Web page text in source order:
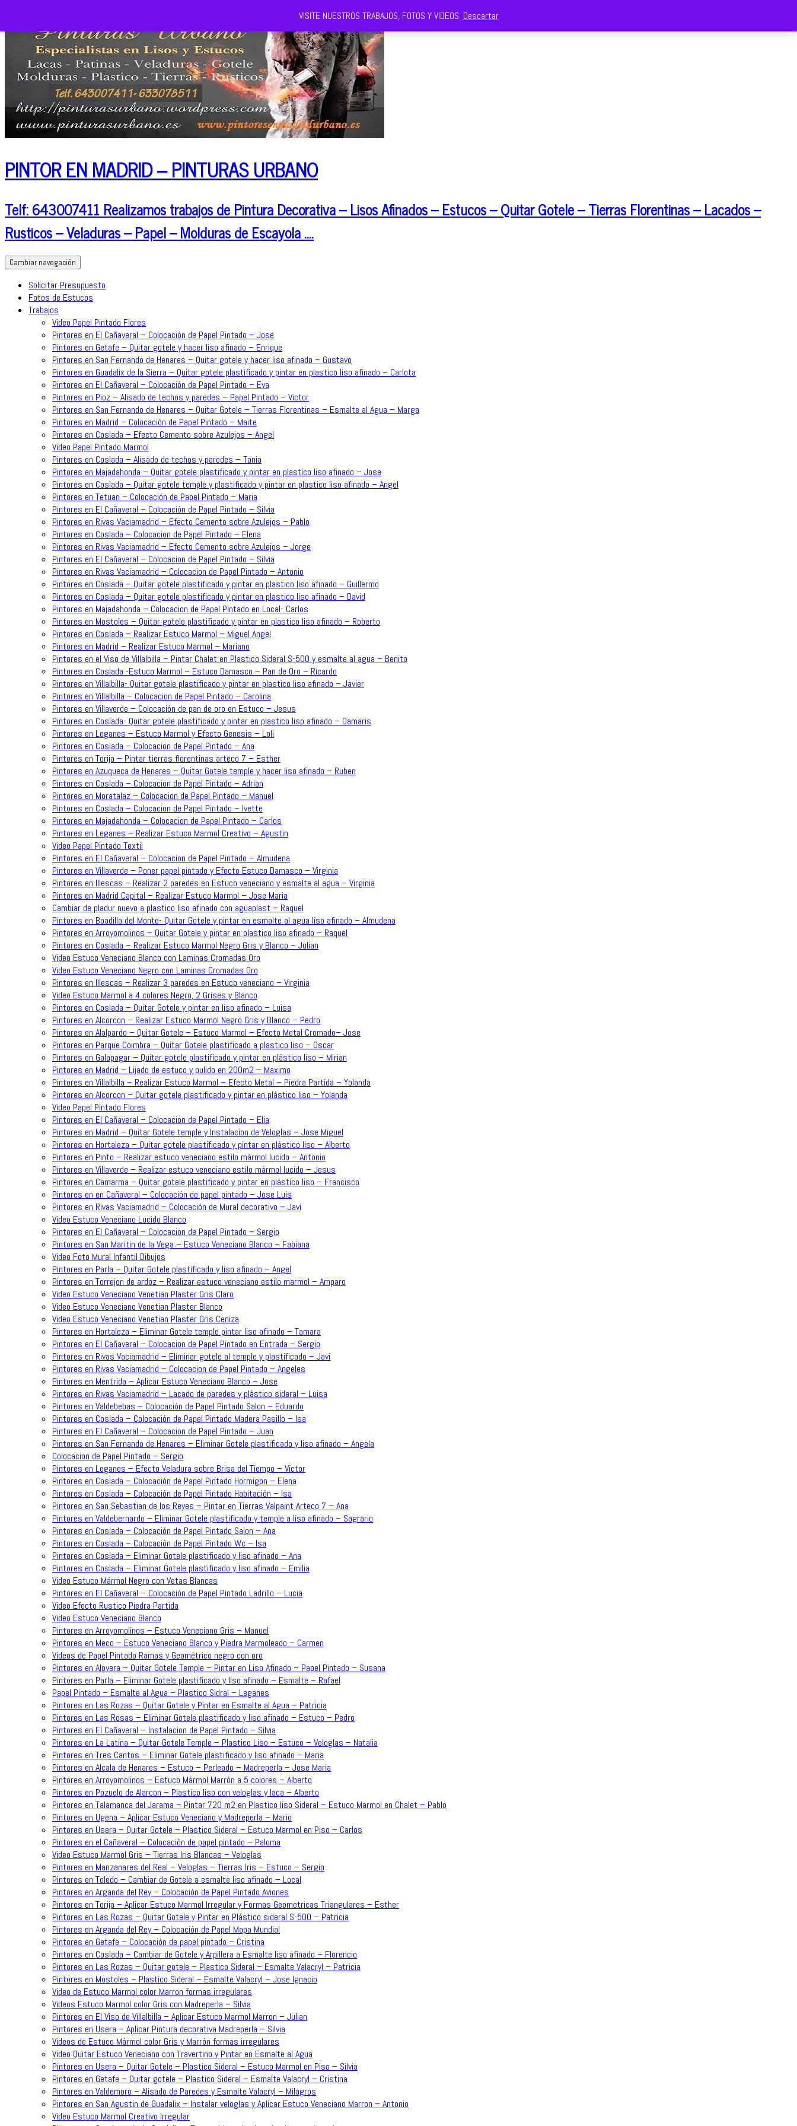
PINTOR EN MADRID – PINTURAS URBANO
Telf: 643007411 Realizamos trabajos de Pintura Decorativa – Lisos Afinados – Estucos – Quitar Gotele – Tierras Florentinas – Lacados –
Rusticos – Veladuras – Papel – Molduras de Escayola ….
Cambiar navegación
Solicitar Presupuesto
Fotos de Estucos
Trabajos
Video Papel Pintado Flores
Pintores en El Cañaveral – Colocación de Papel Pintado – Jose
Pintores en Getafe – Quitar gotele y hacer liso afinado – Enrique
Pintores en San Fernando de Henares – Quitar gotele y hacer liso afinado – Gustavo
Pintores en Guadalix de la Sierra – Quitar gotele plastificado y pintar en plastico liso afinado – Carlota
Pintores en El Cañaveral – Colocación de Papel Pintado – Eva
Pintores en Pioz – Alisado de techos y paredes – Papel Pintado – Victor
Pintores en San Fernando de Henares – Quitar Gotele – Tierras Florentinas – Esmalte al Agua – Marga
Pintores en Madrid – Colocación de Papel Pintado – Maite
Pintores en Coslada – Efecto Cemento sobre Azulejos – Angel
Video Papel Pintado Marmol
Pintores en Coslada – Alisado de techos y paredes – Tania
Pintores en Majadahonda – Quitar gotele plastificado y pintar en plastico liso afinado – Jose
Pintores en Coslada – Quitar gotele temple y plastificado y pintar en plastico liso afinado – Angel
Pintores en Tetuan – Colocación de Papel Pintado – Maria
Pintores en El Cañaveral – Colocación de Papel Pintado – Silvia
Pintores en Rivas Vaciamadrid – Efecto Cemento sobre Azulejos – Pablo
Pintores en Coslada – Colocacion de Papel Pintado – Elena
Pintores en Rivas Vaciamadrid – Efecto Cemento sobre Azulejos – Jorge
Pintores en El Cañaveral – Colocacion de Papel Pintado – Silvia
Pintores en Rivas Vaciamadrid – Colocacion de Papel Pintado – Antonio
Pintores en Coslada – Quitar gotele plastificado y pintar en plastico liso afinado – Guillermo
Pintores en Coslada – Quitar gotele plastificado y pintar en plastico liso afinado – David
Pintores en Majadahonda – Colocacion de Papel Pintado en Local- Carlos
Pintores en Mostoles – Quitar gotele plastificado y pintar en plastico liso afinado – Roberto
Pintores en Coslada – Realizar Estuco Marmol – Miguel Angel
Pintores en Madrid – Realizar Estuco Marmol – Mariano
Pintores en el Viso de Villalbilla – Pintar Chalet en Plastico Sideral S-500 y esmalte al agua – Benito
Pintores en Coslada -Estuco Marmol – Estuco Damasco – Pan de Oro – Ricardo
Pintores en Villalbilla- Quitar gotele plastificado y pintar en plastico liso afinado – Javier
Pintores en Villalbilla – Colocacion de Papel Pintado – Carolina
Pintores en Villaverde – Colocación de pan de oro en Estuco – Jesus
Pintores en Coslada- Quitar gotele plastificado y pintar en plastico liso afinado – Damaris
Pintores en Leganes – Estuco Marmol y Efecto Genesis – Loli
Pintores en Coslada – Colocacion de Papel Pintado – Ana
Pintores en Torija – Pintar tierras florentinas arteco 7 – Esther
Pintores en Azuqueca de Henares – Quitar Gotele temple y hacer liso afinado – Ruben
Pintores en Coslada – Colocacion de Papel Pintado – Adrian
Pintores en Moratalaz – Colocacion de Papel Pintado – Manuel
Pintores en Coslada – Colocacion de Papel Pintado – Ivette
Pintores en Majadahonda – Colocacion de Papel Pintado – Carlos
Pintores en Leganes – Realizar Estuco Marmol Creativo – Agustin
Video Papel Pintado Textil
Pintores en El Cañaveral – Colocacion de Papel Pintado – Almudena
Pintores en Villaverde – Poner papel pintado y Efecto Estuco Damasco – Virginia
Pintores en Illescas – Realizar 2 paredes en Estuco veneciano y esmalte al agua – Virginia
Pintores en Madrid Capital – Realizar Estuco Marmol – Jose Maria
Cambiar de pladur nuevo a plastico liso afinado con aguaplast – Raquel
Pintores en Boadilla del Monte- Quitar Gotele y pintar en esmalte al agua liso afinado – Almudena
Pintores en Arroyomolinos – Quitar Gotele y pintar en plastico liso afinado – Raquel
Pintores en Coslada – Realizar Estuco Marmol Negro Gris y Blanco – Julian
Video Estuco Veneciano Blanco con Laminas Cromadas Oro
Video Estuco Veneciano Negro con Laminas Cromadas Oro
Pintores en Illescas – Realizar 3 paredes en Estuco veneciano – Virginia
Video Estuco Marmol a 4 colores Negro, 2 Grises y Blanco
Pintores en Coslada – Quitar Gotele y pintar en liso afinado – Luisa
Pintores en Alcorcon – Realizar Estuco Marmol Negro Gris y Blanco – Pedro
Pintores en Alalpardo – Quitar Gotele – Estuco Marmol – Efecto Metal Cromado– Jose
Pintores en Parque Coimbra – Quitar Gotele plastificado a plastico liso – Oscar
Pintores en Galapagar – Quitar gotele plastificado y pintar en plástico liso – Mirian
Pintores en Madrid – Lijado de estuco y pulido en 200m2 – Maximo
Pintores en Villalbilla – Realizar Estuco Marmol – Efecto Metal – Piedra Partida – Yolanda
Pintores en Alcorcon – Quitar gotele plastificado y pintar en plástico liso – Yolanda
Video Papel Pintado Flores
Pintores en El Cañaveral – Colocacion de Papel Pintado – Elia
Pintores en Madrid – Quitar Gotele temple y Instalacion de Veloglas – Jose Miguel
Pintores en Hortaleza – Quitar gotele plastificado y pintar en plástico liso – Alberto
Pintores en Pinto – Realizar estuco veneciano estilo mármol lucido – Antonio
Pintores en Villaverde – Realizar estuco veneciano estilo mármol lucido – Jesus
Pintores en Camarma – Quitar gotele plastificado y pintar en plástico liso – Francisco
Pintores en en Cañaveral – Colocación de papel pintado – Jose Luis
Pintores en Rivas Vaciamadrid – Colocación de Mural decorativo – Javi
Video Estuco Veneciano Lucido Blanco
Pintores en El Cañaveral – Colocacion de Papel Pintado – Sergio
Pintores en San Maritin de la Vega – Estuco Veneciano Blanco – Fabiana
Video Foto Mural Infantil Dibujos
Pintores en Parla – Quitar Gotele plastificado y liso afinado – Angel
Pintores en Torrejon de ardoz – Realizar estuco veneciano estilo marmol – Amparo
Video Estuco Veneciano Venetian Plaster Gris Claro
Video Estuco Veneciano Venetian Plaster Blanco
Video Estuco Veneciano Venetian Plaster Gris Ceniza
Pintores en Hortaleza – Eliminar Gotele temple pintar liso afinado – Tamara
Pintores en El Cañaveral – Colocacion de Papel Pintado en Entrada – Sergio
Pintores en Rivas Vaciamadrid – Eliminar gotele al temple y plastificado – Javi
Pintores en Rivas Vaciamadrid – Colocacion de Papel Pintado – Angeles
Pintores en Mentrida – Aplicar Estuco Veneciano Blanco – Jose
Pintores en Rivas Vaciamadrid – Lacado de paredes y plástico sideral – Luisa
Pintores en Valdebebas – Colocación de Papel Pintado Salon – Eduardo
Pintores en Coslada – Colocación de Papel Pintado Madera Pasillo – Isa
Pintores en El Cañaveral – Colocacion de Papel Pintado – Juan
Pintores en San Fernando de Henares – Eliminar Gotele plastificado y liso afinado – Angela
Colocacion de Papel Pintado – Sergio
Pintores en Leganes – Efecto Veladura sobre Brisa del Tiempo – Victor
Pintores en Coslada – Colocación de Papel Pintado Hormigon – Elena
Pintores en Coslada – Colocación de Papel Pintado Habitación – Isa
Pintores en San Sebastian de los Reyes – Pintar en Tierras Valpaint Arteco 7 – Ana
Pintores en Valdebernardo – Eliminar Gotele plastificado y temple a liso afinado – Sagrario
Pintores en Coslada – Colocación de Papel Pintado Salon – Ana
Pintores en Coslada – Colocación de Papel Pintado Wc – Isa
Pintores en Coslada – Eliminar Gotele plastificado y liso afinado – Ana
Pintores en Coslada – Eliminar Gotele plastificado y liso afinado – Emilia
Video Estuco Mármol Negro con Vetas Blancas
Pintores en El Cañaveral – Colocación de Papel Pintado Ladrillo – Lucia
Video Efecto Rustico Piedra Partida
Video Estuco Veneciano Blanco
Pintores en Arroyomolinos – Estuco Veneciano Gris – Manuel
Pintores en Meco – Estuco Veneciano Blanco y Piedra Marmoleado – Carmen
Videos de Papel Pintado Ramas y Geométrico negro con oro
Pintores en Alovera – Quitar Gotele Temple – Pintar en Liso Afinado – Papel Pintado – Susana
Pintores en Parla – Eliminar Gotele plastificado y liso afinado – Esmalte – Rafael
Papel Pintado – Esmalte al Agua – Plastico Sidral – Leganes
Pintores en Las Rozas – Quitar Gotele y Pintar en Esmalte al Agua – Patricia
Pintores en Las Rosas – Eliminar Gotele plastificado y liso afinado – Estuco – Pedro
Pintores en El Cañaveral – Instalacion de Papel Pintado – Silvia
Pintores en La Latina – Quitar Gotele Temple – Plastico Liso – Estuco – Veloglas – Natalia
Pintores en Tres Cantos – Eliminar Gotele plastificado y liso afinado – Maria
Pintores en Alcala de Henares – Estuco – Perleado – Madreperla – Jose Maria
Pintores en Arroyomolinos – Estuco Mármol Marrón a 5 colores – Alberto
Pintores en Pozuelo de Alarcon – Plastico liso con veloglas y laca – Alberto
Pintores en Talamanca del Jarama – Pintar 720 m2 en Plastico liso Sideral – Estuco Marmol en Chalet – Pablo
Pintores en Ugena – Aplicar Estuco Veneciano y Madreperla – Mario
Pintores en Usera – Quitar Gotele – Plastico Sideral – Estuco Marmol en Piso – Carlos
Pintores en el Cañaveral – Colocación de papel pintado – Paloma
Video Estuco Marmol Gris – Tierras Iris Blancas – Veloglas
Pintores en Manzanares del Real – Veloglas – Tierras Iris – Estuco – Sergio
Pintores en Toledo – Cambiar de Gotele a esmalte liso afinado – Local
Pintores en Arganda del Rey – Colocación de Papel Pintado Aviones
Pintores en Torija – Aplicar Estuco Marmol Irregular y Formas Geometricas Triangulares – Esther
Pintores en Las Rozas – Quitar Gotele y Pintar en Plástico sideral S-500 – Patricia
Pintores en Arganda del Rey – Colocación de Papel Mapa Mundial
Pintores en Getafe – Colocación de papel pintado – Cristina
Pintores en Coslada – Cambiar de Gotele y Arpillera a Esmalte liso afinado – Florencio
Pintores en Las Rozas – Quitar gotele – Plastico Sideral – Esmalte Valacryl – Patricia
Pintores en Mostoles – Plastico Sideral – Esmalte Valacryl – Jose Ignacio
Video de Estuco Marmol color Marron formas irregulares
Videos Estuco Marmol color Gris con Madreperla – Silvia
Pintores en El Viso de Villalbilla – Aplicar Estuco Marmol Marron – Julian
Pintores en Usera – Aplicar Pintura decorativa Madreperla – Silvia
Videos de Estuco Mármol color Gris y Marrón formas irregulares
Video Quitar Estuco Veneciano con Travertino y Pintar en Esmalte al Agua
Pintores en Usera – Quitar Gotele – Plastico Sideral – Estuco Marmol en Piso – Silvia
Pintores en Getafe – Quitar gotele – Plastico Sideral – Esmalte Valacryl – Cristina
Pintores en Valdemoro – Alisado de Paredes y Esmalte Valacryl – Milagros
Pintores en San Agustin de Guadalix – Instalar veloglas y Aplicar Estuco Veneciano Marron – Antonio
Video Estuco Marmol Creativo Irregular
VISITE NUESTROS TRABAJOS, FOTOS Y VIDEOS. Descartar